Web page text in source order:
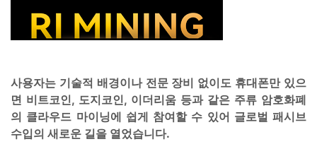
사용자는 기술적 배경이나 전문 장비 없이도 휴대폰만 있으
면 비트코인, 도지코인, 이더리움 등과 같은 주류 암호화폐
의 클라우드 마이닝에 쉽게 참여할 수 있어 글로벌 패시브
수입의 새로운 길을 열었습니다.